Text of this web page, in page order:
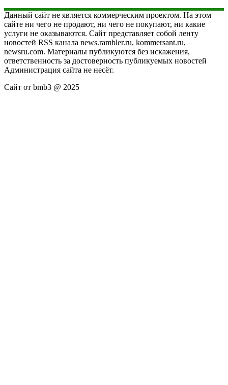
Данный сайт не является коммерческим проектом. На этом
сайте ни чего не продают, ни чего не покупают, ни какие
услуги не оказываются. Сайт представляет собой ленту
новостей RSS канала news.rambler.ru, kommersant.ru,
newsru.com. Материалы публикуются без искажения,
ответственность за достоверность публикуемых новостей
Администрация сайта не несёт.
Сайт от bmb3 @ 2025